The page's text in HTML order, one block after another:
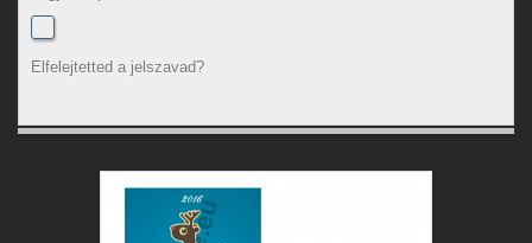
Elfelejtetted a jelszavad?